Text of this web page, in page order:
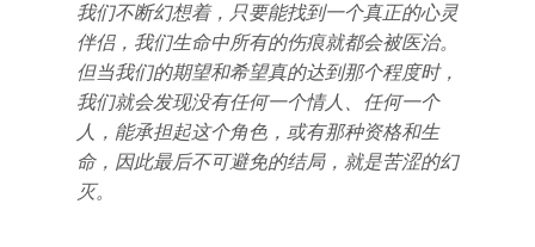
我们不断幻想着，只要能找到一个真正的心灵
伴侣，我们生命中所有的伤痕就都会被医治。
但当我们的期望和希望真的达到那个程度时，
我们就会发现没有任何一个情人、任何一个
人，能承担起这个角色，或有那种资格和生
命，因此最后不可避免的结局，就是苦涩的幻
灭。